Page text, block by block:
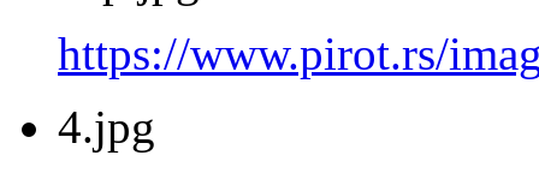
https://www.pirot.rs/
4.jpg